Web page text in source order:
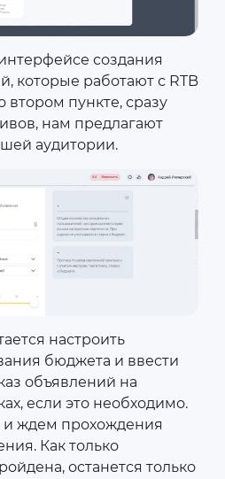
создания
которые работают с RTB
втором пункте, сразу
нам предлагают
аудитории.
настроить
бюджета и ввести
объявлений на
если это необходимо.
ждем прохождения
Как только
останется только